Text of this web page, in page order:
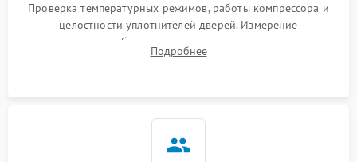
Проверка температурных режимов, работы компрессора и
целостности уплотнителей дверей. Измерение
сопротивления обмоток мотора, проверка термостата и
считывание кодов ошибок с электронного дисплея.
Подробнее